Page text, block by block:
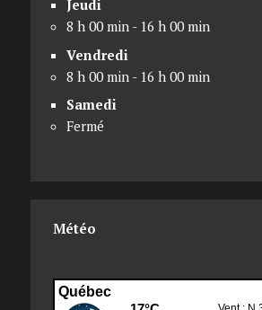
Jeudi
8 h 00 min - 16 h 00 min
Vendredi
8 h 00 min - 16 h 00 min
Samedi
Fermé
Météo